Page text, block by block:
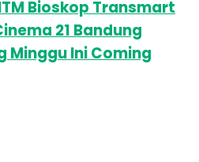
Bioskop Transmart
21 Bandung
Minggu Ini Coming